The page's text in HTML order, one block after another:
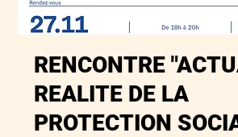
RENCONTRE
REALITE DE LA
PROTECTION